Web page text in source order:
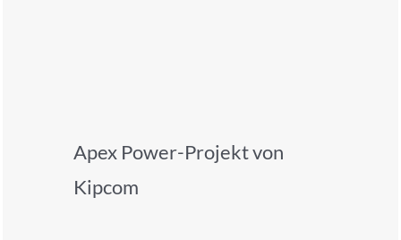
Apex Power-Projekt von
Kipcom